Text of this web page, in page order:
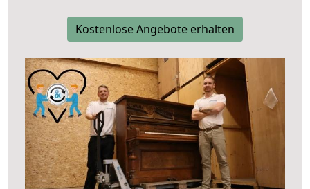
Kostenlose Angebote erhalten